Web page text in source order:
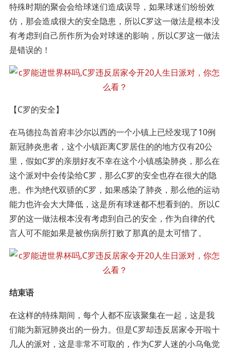
特殊时期的聚会会给球迷们造成误导，如果球迷们纷纷效
仿，那会造成很大的安全隐患，所以C罗这一做法是根本没
有考虑到自己所作所为会对球迷的影响，所以C罗这一做法
是错误的！
【C罗的安全】
在马德拉岛首府丰沙尔以西的一个小镇上已经发现了10例
新冠肺炎患者，这个小镇距离C罗居住的的地方仅有20公
里，假如C罗的亲朋好友不幸在这个小镇感染肺炎，那么在
这个派对中会传染给C罗，那么C罗的安全也存在很大的隐
患。作为绝代双骄的C罗，如果感染了肺炎，那么他的运动
能力也许会大大降低，这是所有球迷都不想看到的。所以C
罗的这一做法根本没有考虑到自己的安全，作为自律的代
言人可不能如果是被伤病所打败了那真的是太可惜了。
结束语
在这样的特殊期间，每个人都不应该聚集在一起，这是我
们能为新冠肺炎出的一份力。但是C罗却违反居家令开啦十
几人的派对，这是非常不可取的，作为C罗人迷的小乌龟觉